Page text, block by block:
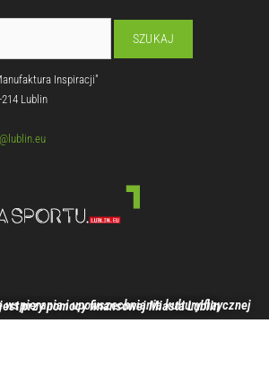
Inspiracji"
Lublin
i upowszechniania kultury fizycznej realizowane jest przy pomocy finansowej Miasta Lublin